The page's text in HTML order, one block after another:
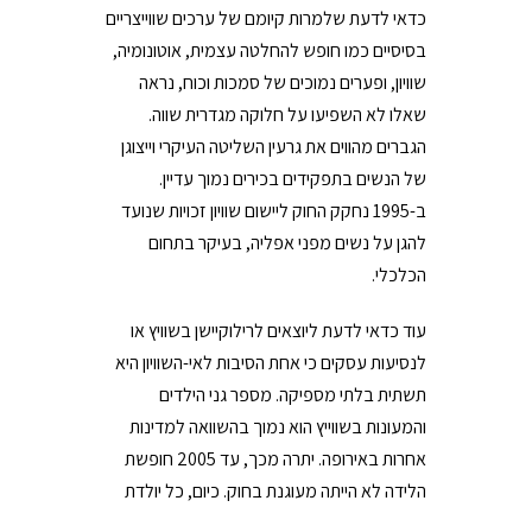
כדאי לדעת שלמרות קיומם של ערכים שווייצריים
בסיסיים כמו חופש להחלטה עצמית, אוטונומיה,
שוויון, ופערים נמוכים של סמכות וכוח, נראה
שאלו לא השפיעו על חלוקה מגדרית שווה.
הגברים מהווים את גרעין השליטה העיקרי וייצוגן
של הנשים בתפקידים בכירים נמוך עדיין.
ב-1995 נחקק החוק ליישום שוויון זכויות שנועד
להגן על נשים מפני אפליה, בעיקר בתחום
הכלכלי.
עוד כדאי לדעת ליוצאים לרילוקיישן בשוויץ או
לנסיעות עסקים כי אחת הסיבות לאי-השוויון היא
תשתית בלתי מספיקה. מספר גני הילדים
והמעונות בשווייץ הוא נמוך בהשוואה למדינות
אחרות באירופה. יתרה מכך, עד 2005 חופשת
הלידה לא הייתה מעוגנת בחוק. כיום, כל יולדת